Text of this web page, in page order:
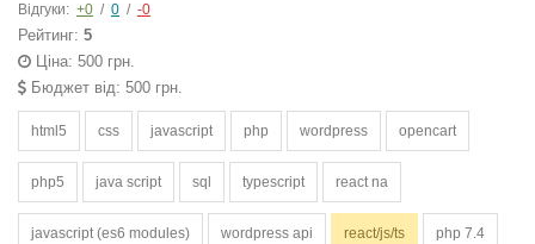
Відгуки: +0 / 0 / -0
Рейтинг: 5
Ціна: 500 грн.
Бюджет від: 500 грн.
html5 css javascript php wordpress opencart
php5 java script sql typescript react na
javascript (es6 modules) wordpress api react/js/ts php 7.4